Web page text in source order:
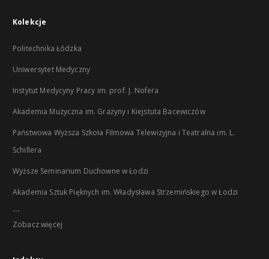
Kolekcje
Politechnika Łódzka
Uniwersytet Medyczny
Instytut Medycyny Pracy im. prof. J. Nofera
Akademia Muzyczna im. Grażyny i Kiejstuta Bacewiczów
Państwowa Wyższa Szkoła Filmowa Telewizyjna i Teatralna im. L.
Schillera
Wyższe Seminarium Duchowne w Łodzi
Akademia Sztuk Pięknych im. Władysława Strzemińskiego w Łodzi
...
Zobacz więcej